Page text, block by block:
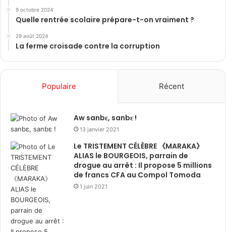
9 octobre 2024
Quelle rentrée scolaire prépare-t-on vraiment ?
29 août 2024
La ferme croisade contre la corruption
Populaire Récent
Aw sanbɛ, sanbɛ !
13 janvier 2021
Le TRISTEMENT CÉLÈBRE 《MARAKA》
ALIAS le BOURGEOIS, parrain de
drogue au arrêt : Il propose 5 millions
de francs CFA au Compol Tomoda
1 juin 2021